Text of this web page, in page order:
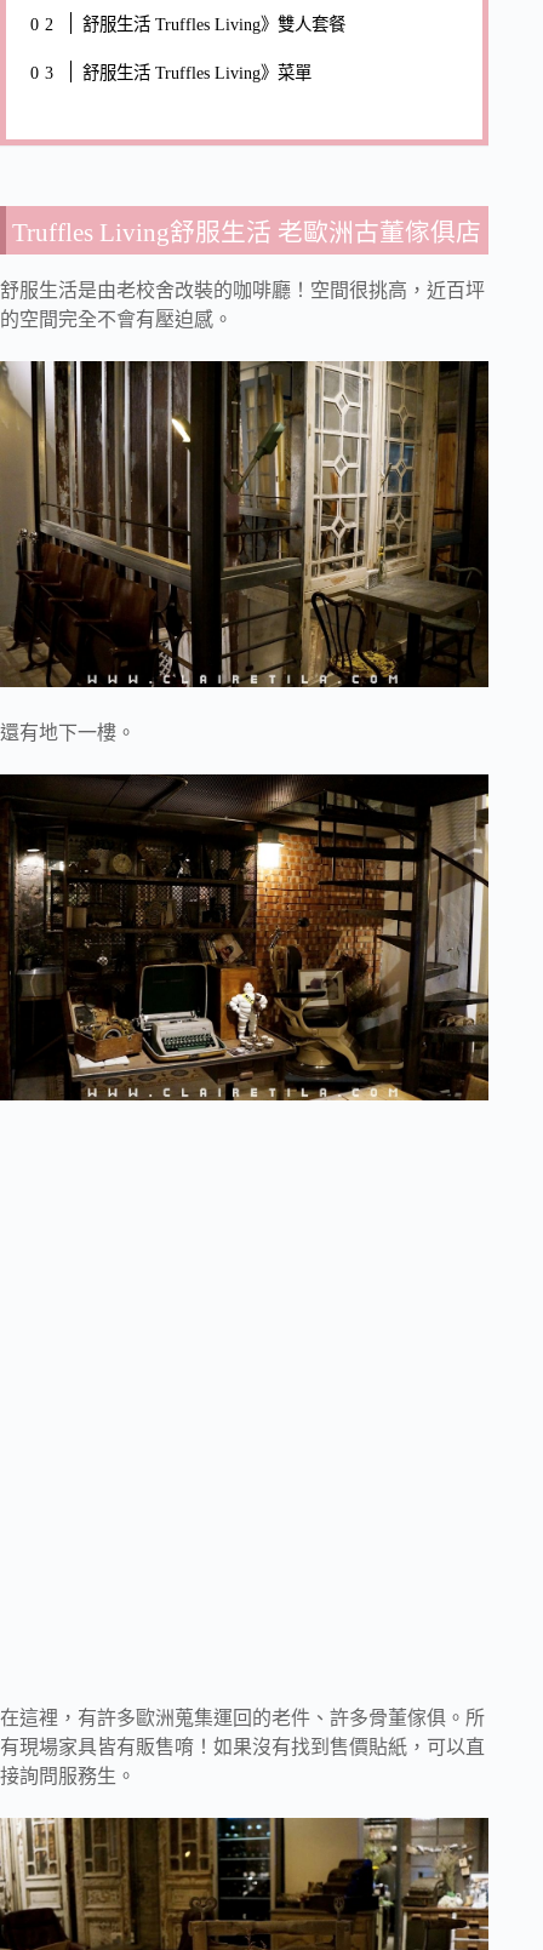
舒服生活 Truffles Living》雙人套餐
舒服生活 Truffles Living》菜單
Truffles Living舒服生活 老歐洲古董傢俱店
舒服生活是由老校舍改裝的咖啡廳！空間很挑高，近百坪
的空間完全不會有壓迫感。
還有地下一樓。
在這裡，有許多歐洲蒐集運回的老件、許多骨董傢俱。所
有現場家具皆有販售唷！如果沒有找到售價貼紙，可以直
接詢問服務生。